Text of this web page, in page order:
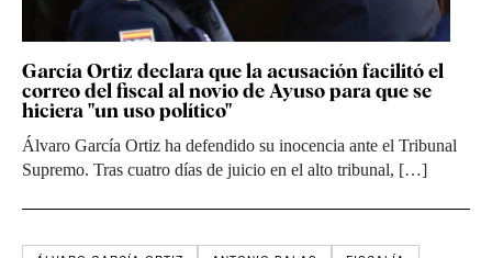
García Ortiz declara que la acusación facilitó el
correo del fiscal al novio de Ayuso para que se
hiciera "un uso político"
Álvaro García Ortiz ha defendido su inocencia ante el Tribunal
Supremo. Tras cuatro días de juicio en el alto tribunal, […]